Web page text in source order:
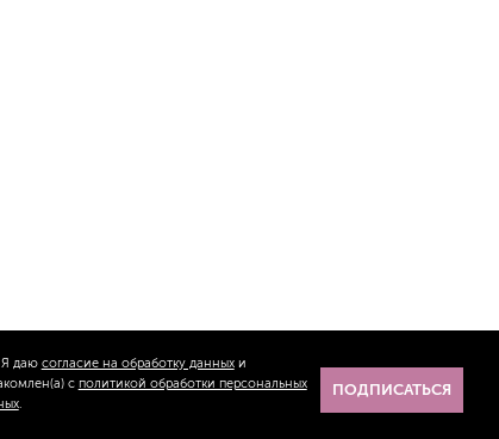
Я даю согласие на обработку данныхи
с политикой обработки персональных
.
ПОДПИСАТЬСЯ